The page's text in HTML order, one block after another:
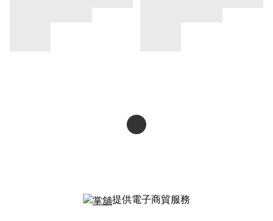
提供電子商貿服務